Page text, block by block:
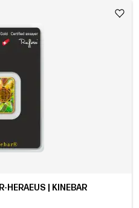
HERAEUS | KINEBAR